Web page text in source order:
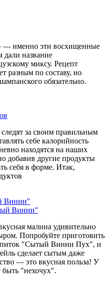
— именно эти восхищенные
дали название
миксу. Рецепт
разным по составу, но
обязательно.
за своим правильным
себе калорийность
находятся на наших
добавив другие продукты
себя в форме. Итак,
Винни"
малина удивительно
Попробуйте приготовить
"Сытый Винни Пух", и
сделает сытым даже
— это вкусная польза! У
быть "нехочух".